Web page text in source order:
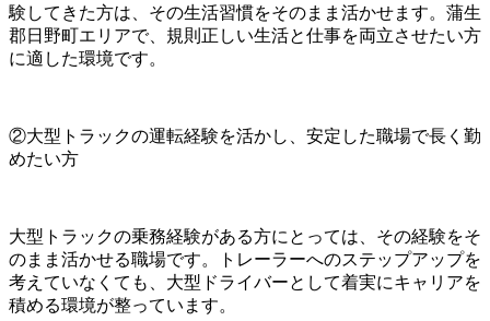
験してきた方は、その生活習慣をそのまま活かせます。蒲生
郡日野町エリアで、規則正しい生活と仕事を両立させたい方
に適した環境です。
②大型トラックの運転経験を活かし、安定した職場で長く勤
めたい方
大型トラックの乗務経験がある方にとっては、その経験をそ
のまま活かせる職場です。トレーラーへのステップアップを
考えていなくても、大型ドライバーとして着実にキャリアを
積める環境が整っています。